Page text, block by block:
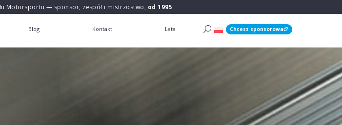
Motorsportu — sponsor, zespół i mistrzostwo, od 1995
Blog Kontakt Lata Chcesz sponsorować?